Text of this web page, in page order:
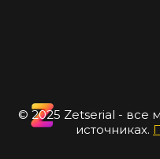
© 2025 Zetserial - все
источниках.